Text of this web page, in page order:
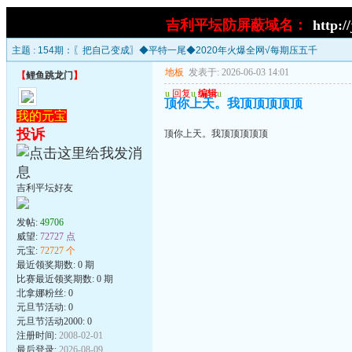
吉利平坛防屏蔽域名： http://
主题 : 154期：〖把自己变成〗◆平特一尾◆2020年火爆全网√每期压五千
【鲤鱼跳龙门 】
我的元宝
投诉
吉利平坛好友
发帖: 49706
威望: 72727 点
元宝: 72727 个
最近领奖期数: 0 期
比赛最近领奖期数: 0 期
北拿娜粉丝: 0
元旦节活动: 0
元旦节活动2000: 0
注册时间: 2008-02-01
最后登录: 2026-08-09
地板 发表于: 2026-06-03 14:01
u 回复u 编辑u
顶你上天。我顶顶顶顶顶
顶你上天。我顶顶顶顶顶